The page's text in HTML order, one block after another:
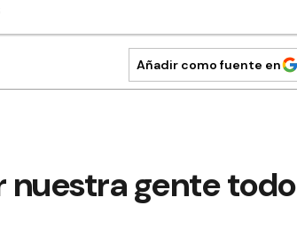
Añadir como fuente en
nuestra gente todo